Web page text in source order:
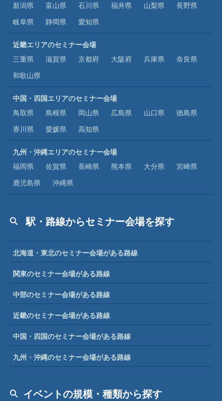
新潟県
富山県 石川県 福井県 山梨県
長野県
岐阜県
静岡県 愛知県
近畿エリアのセミナー会場
三重県
滋賀県 京都府 大阪府 兵庫県
奈良県
和歌山県
中国・四国エリアのセミナー会場
鳥取県
島根県 岡山県 広島県 山口県
徳島県
香川県
愛媛県 高知県
九州・沖縄エリアのセミナー会場
福岡県
佐賀県 長崎県 熊本県 大分県
宮崎県
鹿児島県
沖縄県
駅・路線からセミナー会場を探す
北海道・東北のセミナー会場がある路線
関東のセミナー会場がある路線
中部のセミナー会場がある路線
近畿のセミナー会場がある路線
中国・四国のセミナー会場がある路線
九州・沖縄のセミナー会場がある路線
イベントの規模・種類から探す